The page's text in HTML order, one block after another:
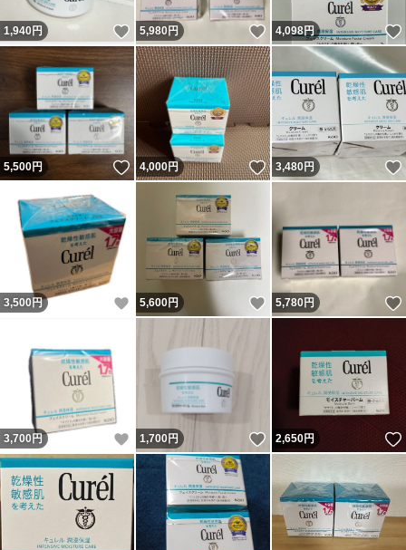
1,940円 いいね！
5,980円 いいね！
4,098円
5,500円 いいね！
4,000円 いいね！
3,480円
3,500 円 いいね！
5,600円 いいね！
5,780円
3,700 円 いいね！
1,700円 いいね！
2,650円